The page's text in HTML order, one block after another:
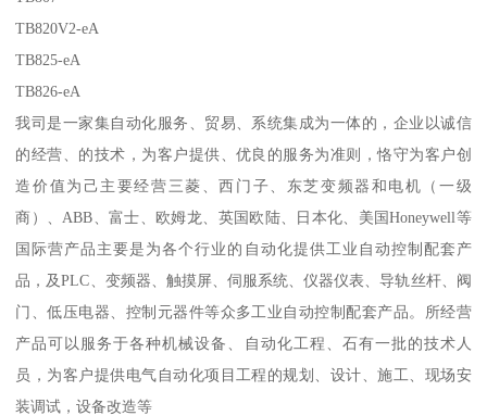
TB820V2-eA
TB825-eA
TB826-eA
我司是一家集自动化服务、贸易、系统集成为一体的，企业以诚信
的经营、的技术，为客户提供、优良的服务为准则，恪守为客户创
造价值为己主要经营三菱、西门子、东芝变频器和电机（一级
商）、ABB、富士、欧姆龙、英国欧陆、日本化、美国Honeywell等
国际营产品主要是为各个行业的自动化提供工业自动控制配套产
品，及PLC、变频器、触摸屏、伺服系统、仪器仪表、导轨丝杆、阀
门、低压电器、控制元器件等众多工业自动控制配套产品。所经营
产品可以服务于各种机械设备、自动化工程、石有一批的技术人
员，为客户提供电气自动化项目工程的规划、设计、施工、现场安
装调试，设备改造等